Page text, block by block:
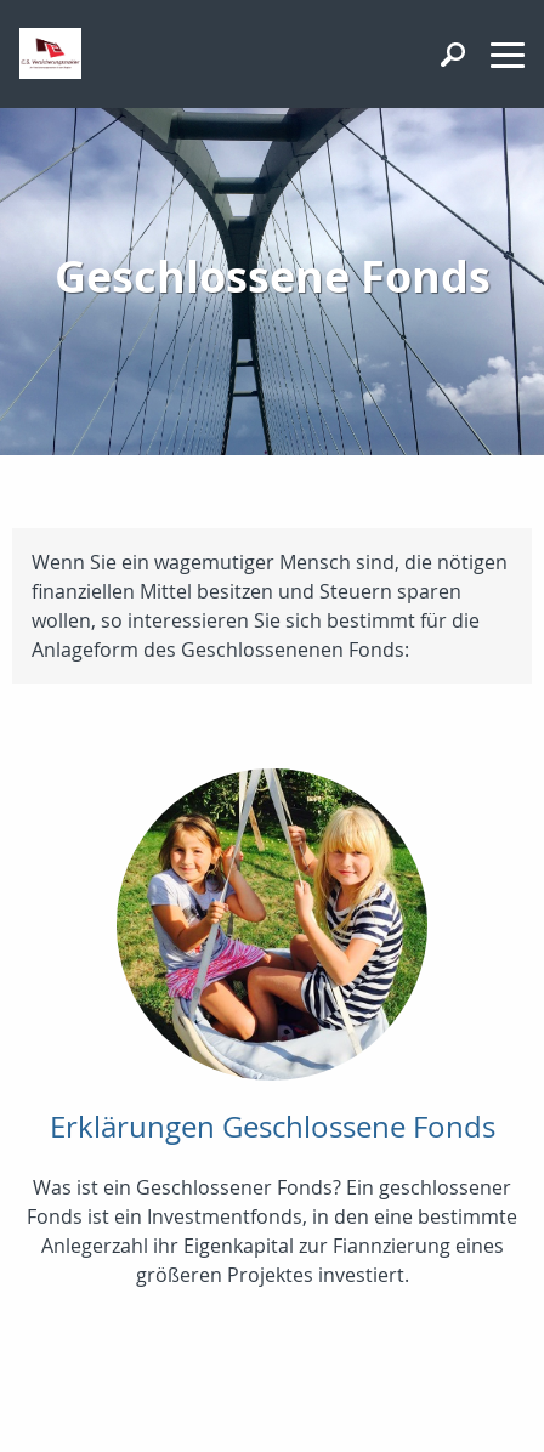
Geschlossene Fonds
Wenn Sie ein wagemutiger Mensch sind, die nötigen
finanziellen Mittel besitzen und Steuern sparen
wollen, so interessieren Sie sich bestimmt für die
Anlageform des Geschlossenenen Fonds:
Erklärungen Geschlossene Fonds
Was ist ein Geschlossener Fonds? Ein geschlossener
Fonds ist ein Investmentfonds, in den eine bestimmte
Anlegerzahl ihr Eigenkapital zur Fiannzierung eines
größeren Projektes investiert.